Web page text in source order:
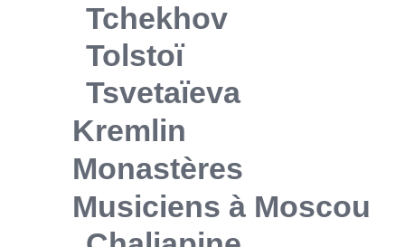
Tchekhov
Tolstoï
Tsvetaïeva
Kremlin
Monastères
Musiciens à Moscou